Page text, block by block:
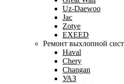
Uz-Daewoo
Jac
Zotye
EXEED
Ремонт выхлопной
Haval
Chery
Changan
УАЗ